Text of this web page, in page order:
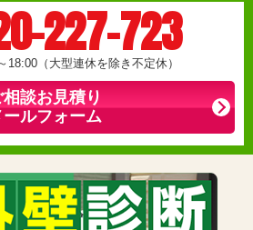
227-723
18:00（大型連休を除き不定休）
相談お見積り
ールフォーム